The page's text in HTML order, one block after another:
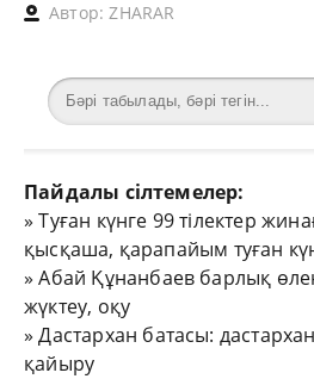
Автор:ZHARAR
Пайдалы сілтемелер:
»Туған күнге 99 тілектер
қысқаша, қарапайым туған
»Абай Құнанбаев барлық
жүктеу, оқу
»Дастархан батасы:
қайыру